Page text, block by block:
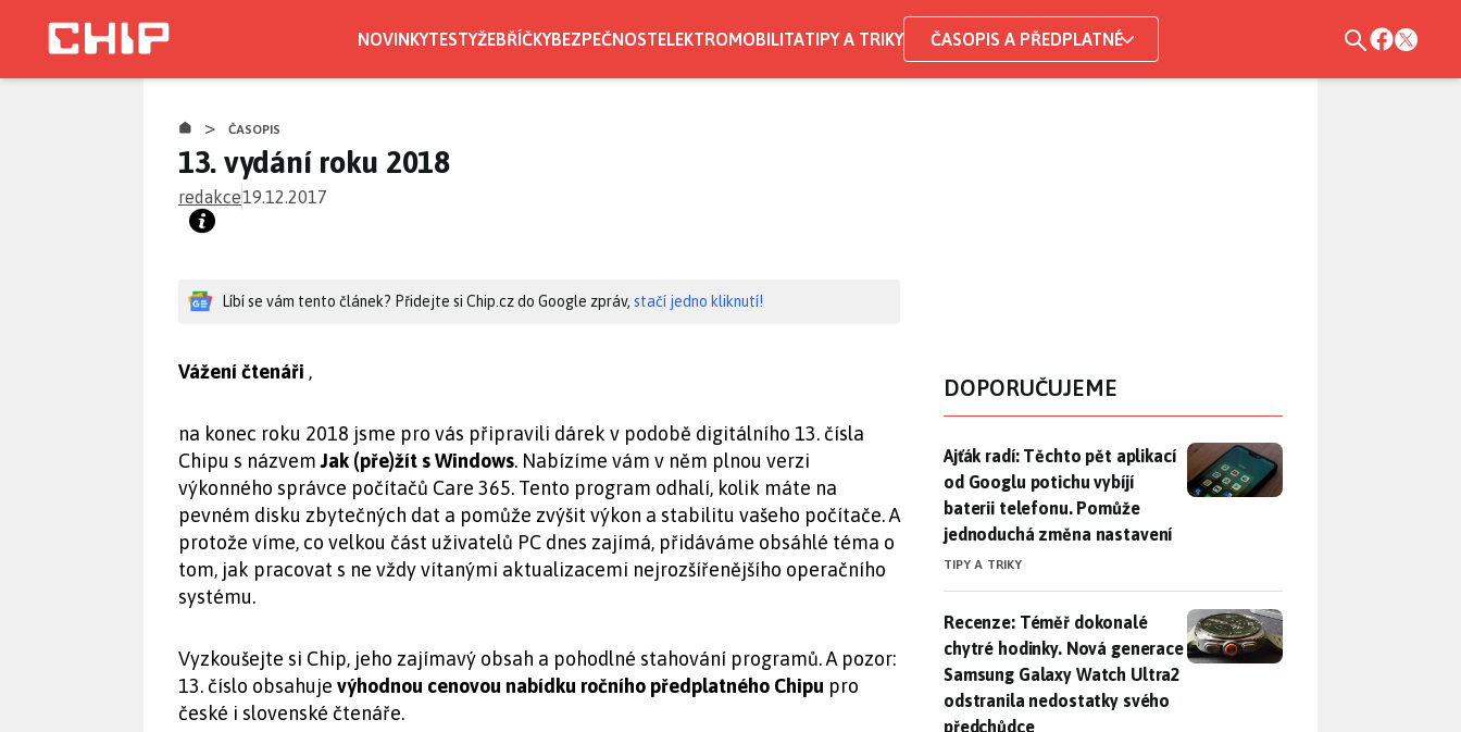
NOVINKYTESTYŽEBŘÍČKYBEZPEČNOSTELEKTROMOBILITATIPY A TRIKY ČASOPIS A PŘEDPLATNÉ
> ČASOPIS
13. vydání roku 2018
redakce19.12.2017
Líbí se vám tento článek? Přidejte si Chip.cz do Google zpráv, stačí jedno kliknutí!
Vážení čtenáři ,
na konec roku 2018 jsme pro vás připravili dárek v podobě digitálního 13. čísla
Chipu s názvemJak (pře)žít s Windows. Nabízíme vám v něm plnou verzi
výkonného správce počítačů Care 365. Tento program odhalí, kolik máte na
pevném disku zbytečných dat a pomůže zvýšit výkon a stabilitu vašeho počítače. A
protože víme, co velkou část uživatelů PC dnes zajímá, přidáváme obsáhlé téma o
tom, jak pracovat s ne vždy vítanými aktualizacemi nejrozšířenějšího operačního
systému.
Vyzkoušejte si Chip, jeho zajímavý obsah a pohodlné stahování programů. A pozor:
13. číslo obsahuje výhodnou cenovou nabídku ročního předplatného Chipu pro
české i slovenské čtenáře.
DOPORUČUJEME
Ajťák radí: Těchto pět aplikací od Googlu potichu vybíjí baterii
Ajťák radí: Těchto pět aplikací
od Googlu potichu vybíjí
baterii telefonu. Pomůže
jednoduchá změna nastavení
TIPY A TRIKY
Recenze: Téměř dokonalé chytré hodinky. Nová generace
Recenze: Téměř dokonalé
chytré hodinky. Nová generace
Samsung Galaxy Watch Ultra2
odstranila nedostatky svého
předchůdce